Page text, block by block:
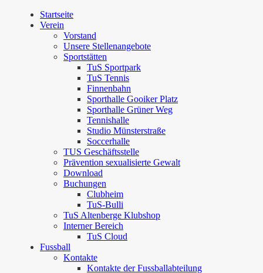
Startseite
Verein
Vorstand
Unsere Stellenangebote
Sportstätten
TuS Sportpark
TuS Tennis
Finnenbahn
Sporthalle Gooiker Platz
Sporthalle Grüner Weg
Tennishalle
Studio Münsterstraße
Soccerhalle
TUS Geschäftsstelle
Prävention sexualisierte Gewalt
Download
Buchungen
Clubheim
TuS-Bulli
TuS Altenberge Klubshop
Interner Bereich
TuS Cloud
Fussball
Kontakte
Kontakte der Fussballabteilung